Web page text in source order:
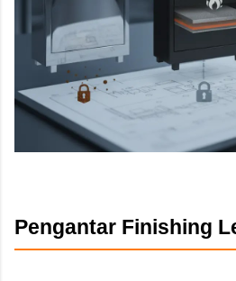
Pengantar Finishing